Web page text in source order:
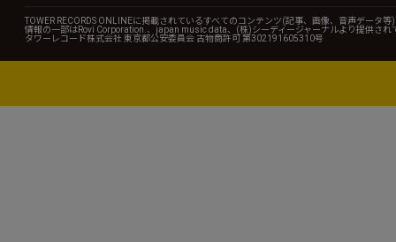
TOWER RECORDS ONLINEに掲載されているすべてのコンテンツ(記事、画像、音声データ
情報の一部はRovi Corporation.、japan music data、(株)シーディージャーナルより提供され
タワーレコード株式会社 東京都公安委員会 古物商許可 第302191605310号